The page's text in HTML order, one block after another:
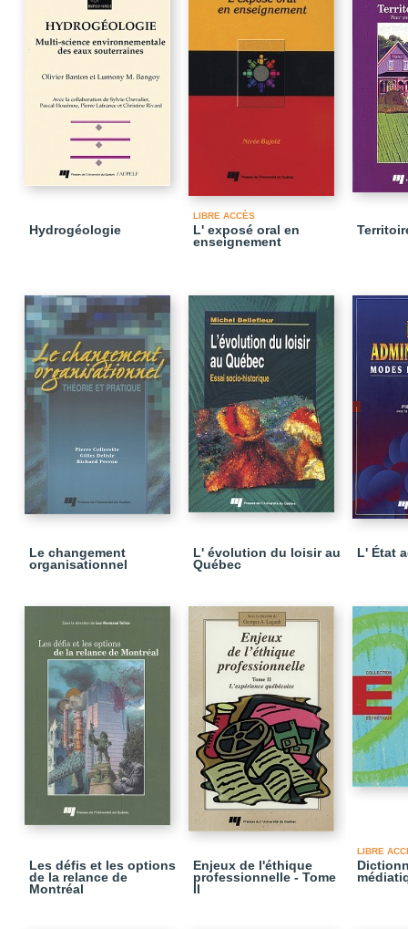
Hydrogéologie
LIBRE ACCÈS
L' exposé oral en
enseignement
Le changement
organisationnel
L' évolution du loisir au
Québec
L' État
Les défis et les options
de la relance de
Montréal
Enjeux de l'éthique
professionnelle - Tome
II
LIBRE